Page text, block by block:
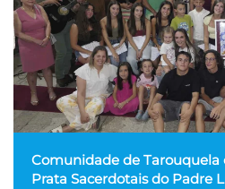
Comunidade de Tarouquela
Prata Sacerdotais do Padre